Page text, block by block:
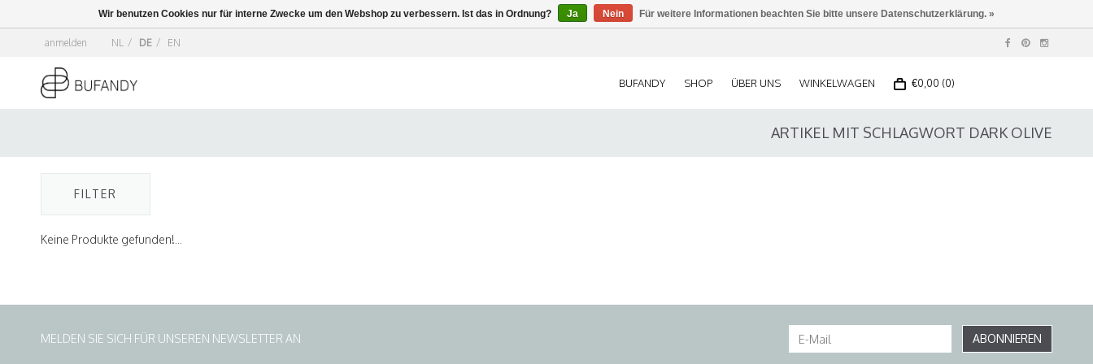
anmelden NL / DE / EN
BUFANDY SHOP ÜBER UNS WINKELWAGEN €0,00 (0)
ARTIKEL MIT SCHLAGWORT DARK OLIVE
FILTER
Keine Produkte gefunden!...
MELDEN SIE SICH FÜR UNSEREN NEWSLETTER AN ABONNIEREN
Wir benutzen Cookies nur für interne Zwecke um den Webshop zu verbessern. Ist das in Ordnung? Ja Nein Für weitere Informationen beachten Sie bitte unsere Datenschutzerklärung. »